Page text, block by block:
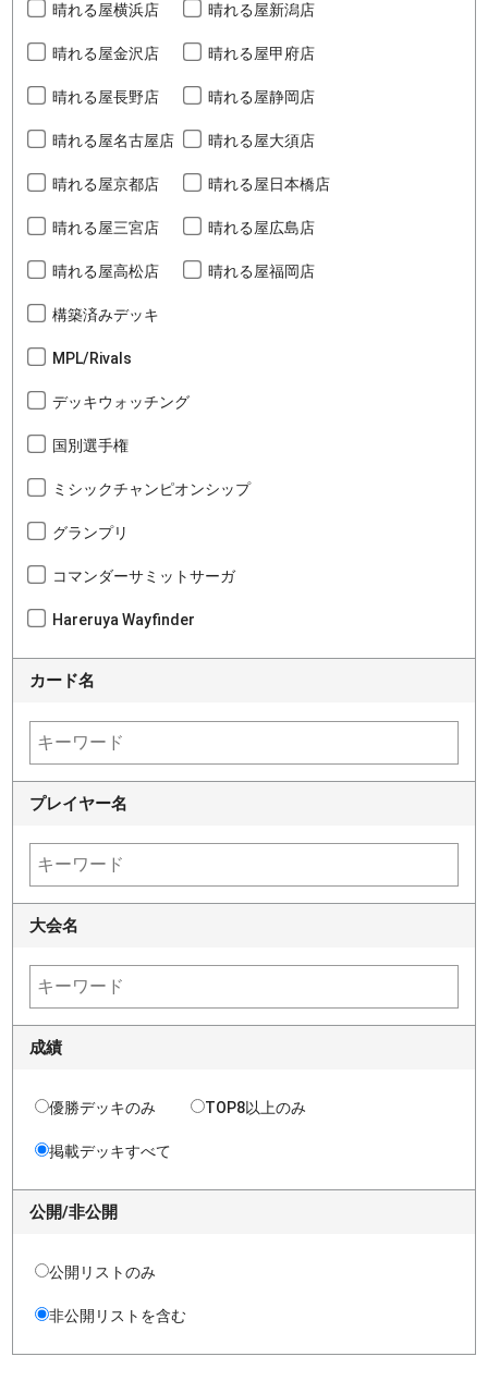
晴れる屋横浜店 晴れる屋新潟店
晴れる屋金沢店 晴れる屋甲府店
晴れる屋長野店 晴れる屋静岡店
晴れる屋名古屋店 晴れる屋大須店
晴れる屋京都店 晴れる屋日本橋店
晴れる屋三宮店 晴れる屋広島店
晴れる屋高松店 晴れる屋福岡店
構築済みデッキ
MPL/Rivals
デッキウォッチング
国別選手権
ミシックチャンピオンシップ
グランプリ
コマンダーサミットサーガ
Hareruya Wayfinder
カード名
プレイヤー名
大会名
成績
優勝デッキのみ TOP8以上のみ
掲載デッキすべて
公開/非公開
公開リストのみ
非公開リストを含む